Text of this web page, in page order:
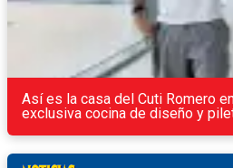
Así es la casa del Cuti Romero
exclusiva cocina de diseño y